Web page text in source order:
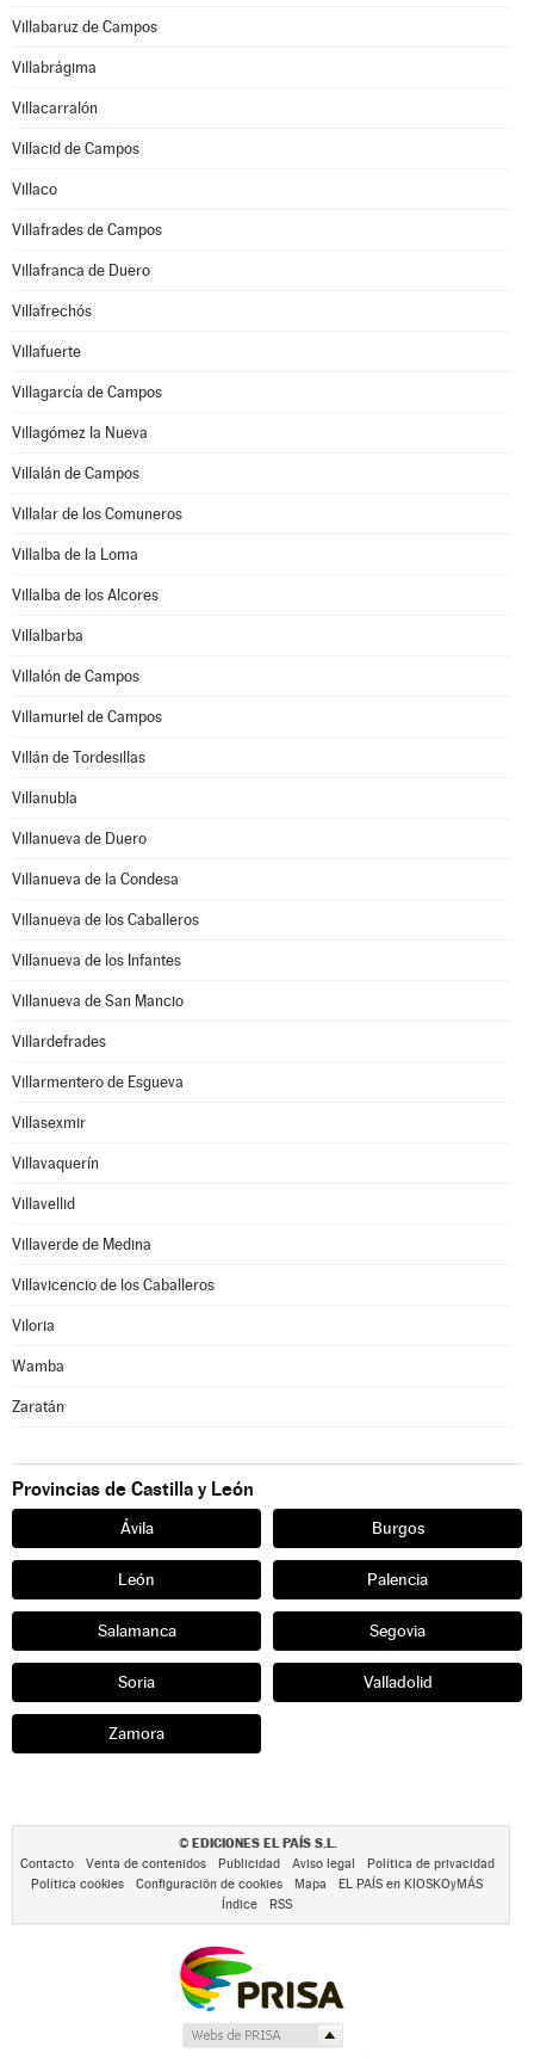
Villabaruz de Campos
Villabrágima
Villacarralón
Villacid de Campos
Villaco
Villafrades de Campos
Villafranca de Duero
Villafrechós
Villafuerte
Villagarcía de Campos
Villagómez la Nueva
Villalán de Campos
Villalar de los Comuneros
Villalba de la Loma
Villalba de los Alcores
Villalbarba
Villalón de Campos
Villamuriel de Campos
Villán de Tordesillas
Villanubla
Villanueva de Duero
Villanueva de la Condesa
Villanueva de los Caballeros
Villanueva de los Infantes
Villanueva de San Mancio
Villardefrades
Villarmentero de Esgueva
Villasexmir
Villavaquerín
Villavellid
Villaverde de Medina
Villavicencio de los Caballeros
Viloria
Wamba
Zaratán
Provincias de Castilla y León
Ávila Burgos
León Palencia
Salamanca Segovia
Soria Valladolid
Zamora
© EDICIONES EL PAÍS S.L.
Contacto Venta de contenidos Publicidad Aviso legal
Política de privacidad
Política cookies
Configuración de cookies Mapa
EL PAÍS en KIOSKOyMÁS
Índice
RSS